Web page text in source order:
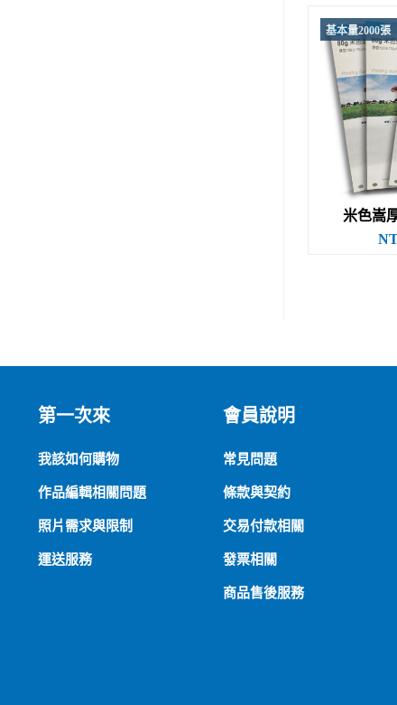
基本量2000張
米色嵩
第一次來
我該如何購物
作品編輯相關問題
照片需求與限制
運送服務
會員說明
常見問題
條款與契約
交易付款相關
發票相關
商品售後服務